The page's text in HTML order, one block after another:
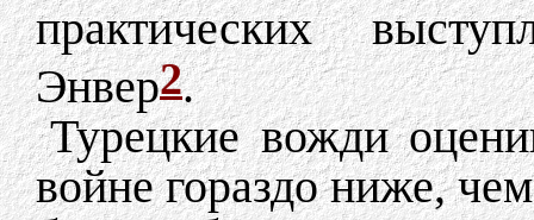
практических
Энвер2.
Турецкие вожди
войне гораздо ниже,